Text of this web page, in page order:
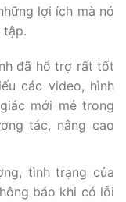
lợi ích mà nó
tập.
đã hỗ trợ rất tốt
các video, hình
mới mẻ trong
tác, nâng cao
tình trạng của
báo khi có lỗi